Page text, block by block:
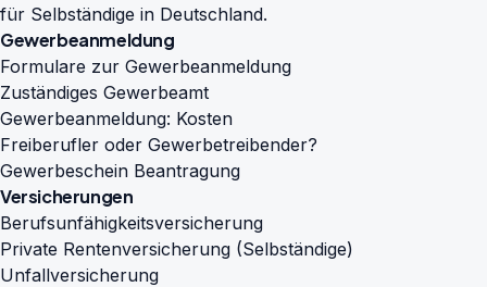
für Selbständige in Deutschland.
Gewerbeanmeldung
Formulare zur Gewerbeanmeldung
Zuständiges Gewerbeamt
Gewerbeanmeldung: Kosten
Freiberufler oder Gewerbetreibender?
Gewerbeschein Beantragung
Versicherungen
Berufsunfähigkeitsversicherung
Private Rentenversicherung (Selbständige)
Unfallversicherung